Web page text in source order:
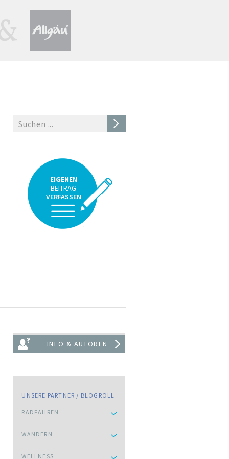
EIGENEN
BEITRAG
VERFASSEN
INFO & AUTOREN
UNSERE PARTNER / BLOGROLL
RADFAHREN
WANDERN
WELLNESS